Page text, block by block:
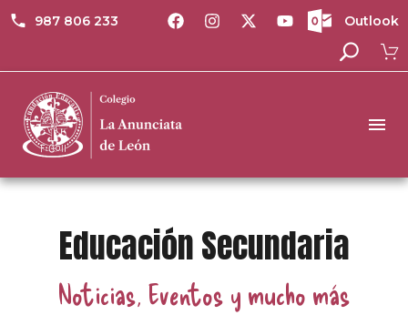
987 806 233 Outlook
Educación Secundaria
Noticias, Eventos y mucho más